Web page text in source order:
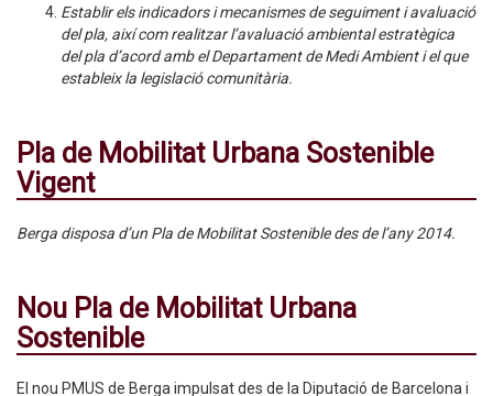
Establir els indicadors i mecanismes de seguiment i avaluació
del pla, així com realitzar l’avaluació ambiental estratègica
del pla d’acord amb el Departament de Medi Ambient i el que
estableix la legislació comunitària.
Pla de Mobilitat Urbana Sostenible
Vigent
Berga disposa d’un Pla de Mobilitat Sostenible des de l’any 2014.
Nou Pla de Mobilitat Urbana
Sostenible
El nou PMUS de Berga impulsat des de la Diputació de Barcelona i